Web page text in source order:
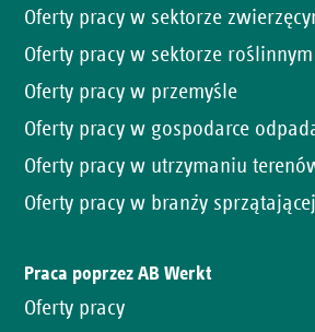
Oferty pracy w sektorze
Oferty pracy w sektorze roślinnym
Oferty pracy w przemyśle
Oferty pracy w gospodarce
Oferty pracy w utrzymaniu
Oferty pracy w branży sprzątającej
Praca poprzez AB Werkt
Oferty pracy